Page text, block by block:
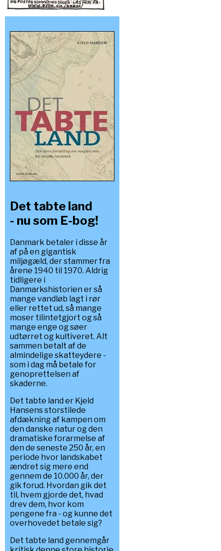
Det tabte land
- nu som E-bog!
Danmark betaler i disse år
af på en gigantisk
miljøgæld, der stammer fra
årene 1940 til 1970. Aldrig
tidligere i
Danmarkshistorien er så
mange vandløb lagt i rør
eller rettet ud, så mange
moser tilintetgjort og så
mange enge og søer
udtørret og kultiveret. Alt
sammen betalt af de
almindelige skatteydere -
som i dag må betale for
genoprettelsen af
skaderne.
Det tabte land er Kjeld
Hansens storstilede
afdækning af kampen om
den danske natur og den
dramatiske forarmelse af
den de seneste 250 år, en
periode hvor landskabet
ændret sig mere end
gennem de 10.000 år, der
gik forud. Hvordan gik det
til, hvem gjorde det, hvad
drev dem, hvor kom
pengene fra - og kunne det
overhovedet betale sig?
Det tabte land gennemgår